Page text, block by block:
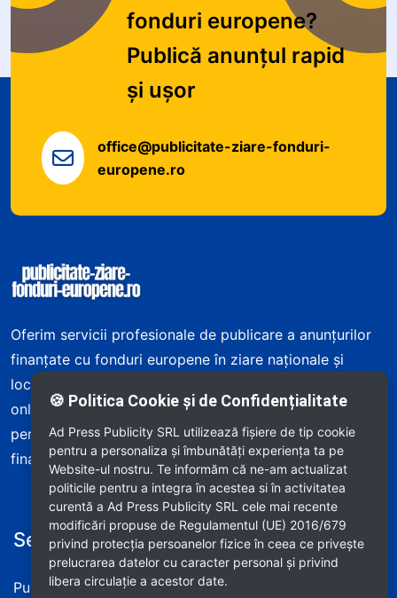
fonduri europene?
Publică anunțul rapid
și ușor
office@publicitate-ziare-fonduri-
europene.ro
Oferim servicii profesionale de publicare a anunțurilor
finanțate cu fonduri europene în ziare naționale și
locale din România – atât în edițiile tipărite, cât și
online. Asigurăm publicare rapidă, consultanță
personalizată și respectarea cerințelor programului de
finanțare.
Servicii oferite
Publică Anunț Tipărit
Informații utile
Termeni și condiții
🍪 Politica Cookie și de Confidențialitate
Ad Press Publicity SRL utilizează fişiere de tip cookie
pentru a personaliza și îmbunătăți experiența ta pe
Website-ul nostru. Te informăm că ne-am actualizat
politicile pentru a integra în acestea si în activitatea
curentă a Ad Press Publicity SRL cele mai recente
modificări propuse de Regulamentul (UE) 2016/679
privind protecția persoanelor fizice în ceea ce privește
prelucrarea datelor cu caracter personal și privind
libera circulație a acestor date.